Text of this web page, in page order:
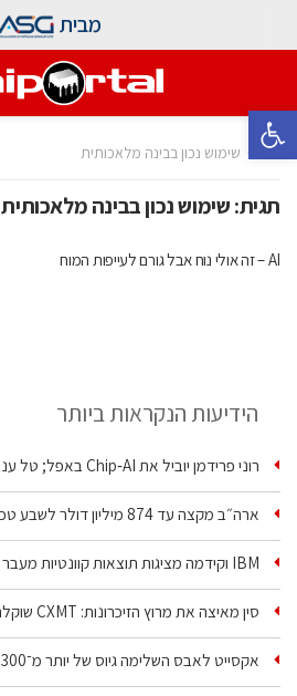
פתח סרגל נגישות
מבית
בית שימוש נכון בבינה מלאכותית
תגית:שימוש נכון בבינה מלאכותית
AI – זה אולי נוח אבל גורם לעייפות המוח
הידיעות הנקראות ביותר
רוני פרידמן יוביל את Chip‑AI באפל; טל ענבר ינהל את…
ארה״ב מקצה עד 874 מיליון דולר לשבע טכנולוגיות שבבים…
IBM וקידמה מציגות תוצאות קוונטיות מעבר ליכולת…
סין מאיצה את מרוץ הזיכרונות: CXMT שוקלת להקים מפעל…
אקסייט לאבס השלימה גיוס של יותר מ־300 מיליון דולר…